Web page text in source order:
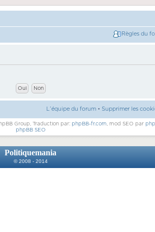
Règles du
L’équipe du forum • Supprimer les
Group, Traduction par: phpBB-fr.com, mod SEO par
phpBB SEO
Politiquemania
© 2008 - 2014